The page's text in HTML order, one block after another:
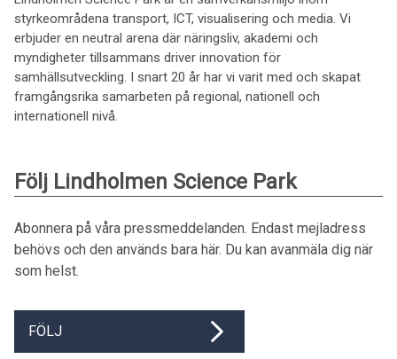
styrkeområdena transport, ICT, visualisering och media. Vi
erbjuder en neutral arena där näringsliv, akademi och
myndigheter tillsammans driver innovation för
samhällsutveckling. I snart 20 år har vi varit med och skapat
framgångsrika samarbeten på regional, nationell och
internationell nivå.
Följ Lindholmen Science Park
Abonnera på våra pressmeddelanden. Endast mejladress
behövs och den används bara här. Du kan avanmäla dig när
som helst.
FÖLJ